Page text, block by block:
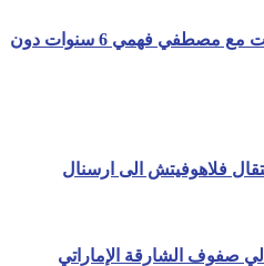
فاتن موسى تصدم الجميع”عيشت مع مصطفي فهمي 6 سنوات دون
فلاهوفيتش الى ارسنال
صفوف الشارقة الإماراتي